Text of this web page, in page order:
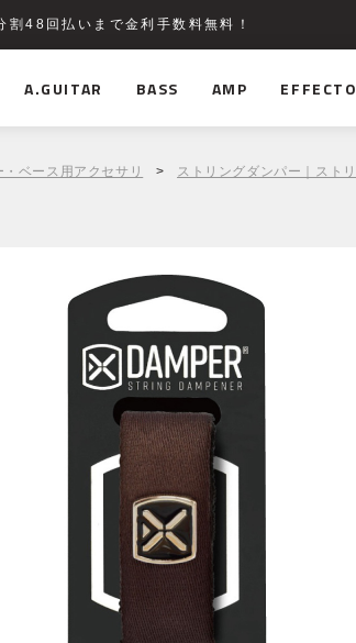
割48回払いまで金利手数料無料！
A.GUITAR BASS AMP
・ベース用アクセサリ > ストリングダンパー｜スト